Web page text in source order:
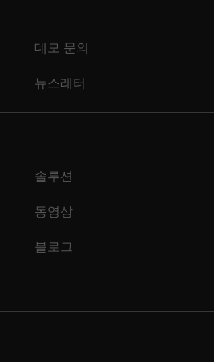
데모 문의
뉴스레터
솔루션
동영상
블로그